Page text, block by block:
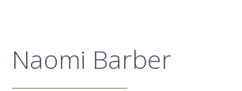
Naomi Barber